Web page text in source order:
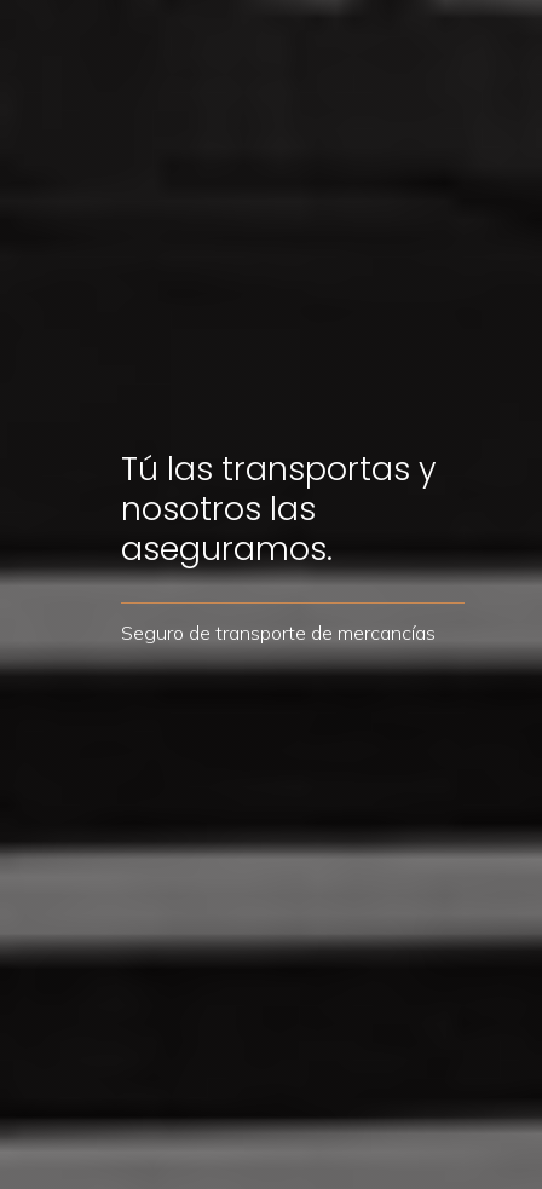
Tú las transportas y
nosotros las
aseguramos.
Seguro de transporte de mercancías